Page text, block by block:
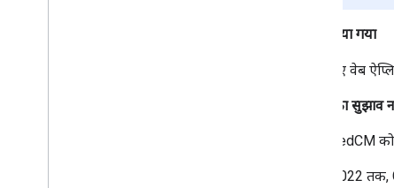
सुझाया गया
नए वेब
इसका सुझाव
FedCM
अगस्त 2022 तक,